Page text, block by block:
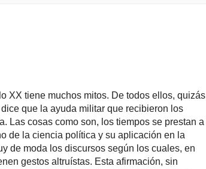
XX tiene muchos mitos. De todos ellos, quizás
que la ayuda militar que recibieron los
Las cosas como son, los tiempos se prestan a
de la ciencia política y su aplicación en la
de moda los discursos según los cuales, en
gestos altruístas. Esta afirmación, sin